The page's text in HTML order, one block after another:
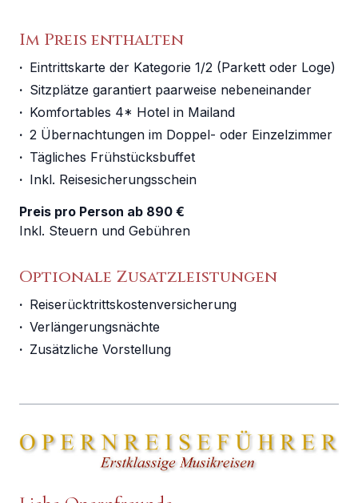
Im Preis enthalten
· Eintrittskarte der Kategorie 1/2 (Parkett oder Loge)
· Sitzplätze garantiert paarweise nebeneinander
· Komfortables 4* Hotel in Mailand
· 2 Übernachtungen im Doppel- oder Einzelzimmer
· Tägliches Frühstücksbuffet
· Inkl. Reisesicherungsschein
Preis pro Person ab 890 €
Inkl. Steuern und Gebühren
Optionale Zusatzleistungen
· Reiserücktrittskostenversicherung
· Verlängerungsnächte
· Zusätzliche Vorstellung